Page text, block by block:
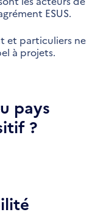
ESUS.
et particuliers ne
à projets.
pays
?